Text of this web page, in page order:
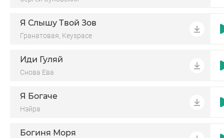
Я Слышу Твой Зов
Гранатовая, Keyspace
Иди Гуляй
Снова Ева
Я Богаче
Нэйра
Богиня Моря